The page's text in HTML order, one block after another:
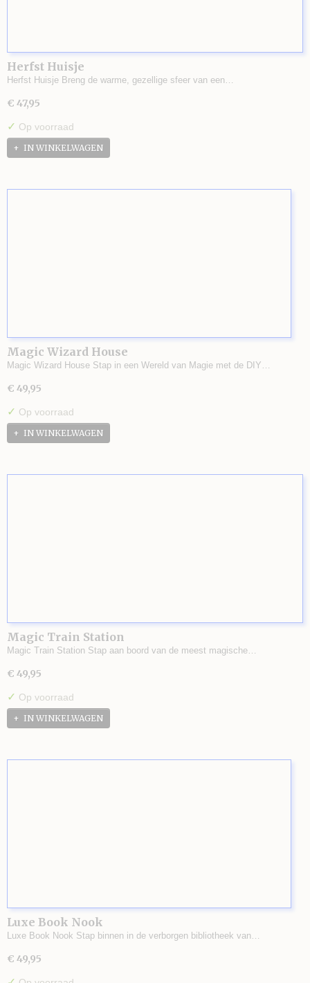
Herfst Huisje
Herfst Huisje Breng de warme, gezellige sfeer van een…
€ 47,95
✓ Op voorraad
IN WINKELWAGEN
Magic Wizard House
Magic Wizard House Stap in een Wereld van Magie met de DIY…
€ 49,95
✓ Op voorraad
IN WINKELWAGEN
Magic Train Station
Magic Train Station Stap aan boord van de meest magische…
€ 49,95
✓ Op voorraad
IN WINKELWAGEN
Luxe Book Nook
Luxe Book Nook Stap binnen in de verborgen bibliotheek van…
€ 49,95